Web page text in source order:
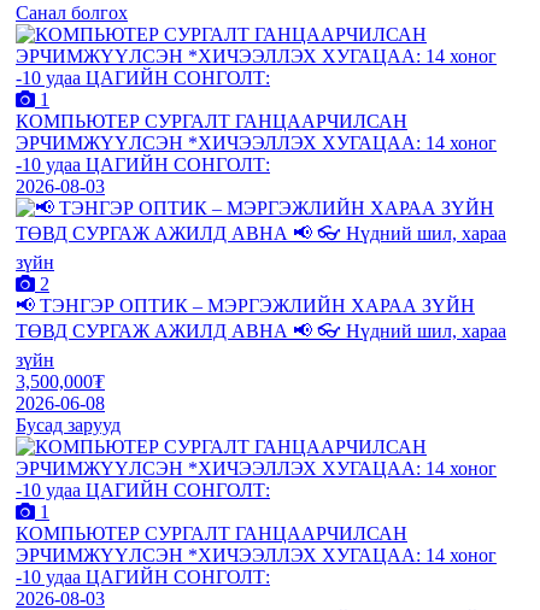
Санал болгох
1
КОМПЬЮТЕР СУРГАЛТ ГАНЦААРЧИЛСАН
ЭРЧИМЖҮҮЛСЭН *ХИЧЭЭЛЛЭХ ХУГАЦАА: 14 хоног
-10 удаа ЦАГИЙН СОНГОЛТ:
2026-08-03
2
📢 ТЭНГЭР ОПТИК – МЭРГЭЖЛИЙН ХАРАА ЗҮЙН
ТӨВД СУРГАЖ АЖИЛД АВНА 📢 👓 Нүдний шил, хараа
зүйн
3,500,000₮
2026-06-08
Бусад зарууд
1
КОМПЬЮТЕР СУРГАЛТ ГАНЦААРЧИЛСАН
ЭРЧИМЖҮҮЛСЭН *ХИЧЭЭЛЛЭХ ХУГАЦАА: 14 хоног
-10 удаа ЦАГИЙН СОНГОЛТ:
2026-08-03